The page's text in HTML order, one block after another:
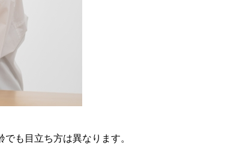
も目立ち方は異なります。